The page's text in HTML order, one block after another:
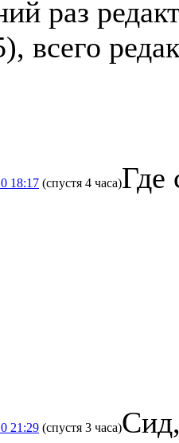
раз
всего
18:17 (спустя 4 часа)Где
21:29 (спустя 3 часа)